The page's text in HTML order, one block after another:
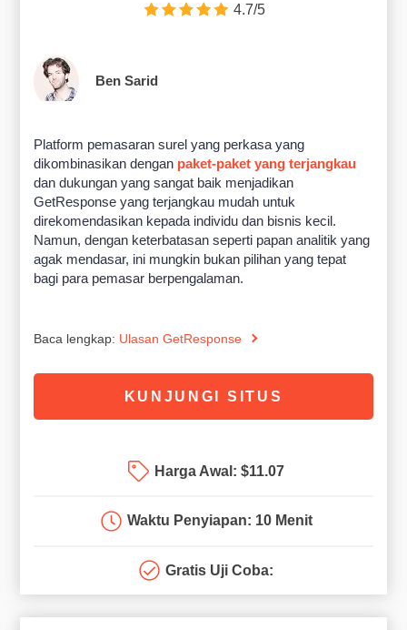
4.7/5
Ben Sarid
Platform pemasaran surel yang perkasa yang
dikombinasikan dengan paket-paket yang terjangkau
dan dukungan yang sangat baik menjadikan
GetResponse yang terjangkau mudah untuk
direkomendasikan kepada individu dan bisnis kecil.
Namun, dengan keterbatasan seperti papan analitik yang
agak mendasar, ini mungkin bukan pilihan yang tepat
bagi para pemasar berpengalaman.
Baca lengkap: Ulasan GetResponse
KUNJUNGI SITUS
Harga Awal: $11.07
Waktu Penyiapan: 10 Menit
Gratis Uji Coba: